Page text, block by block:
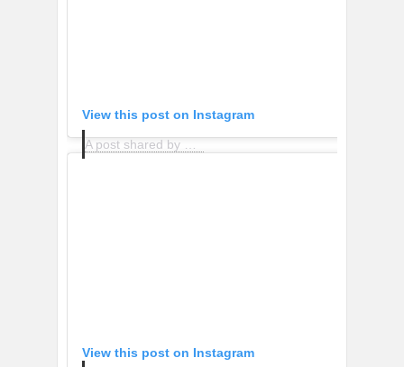
View this post on Instagram
View this post on Instagram